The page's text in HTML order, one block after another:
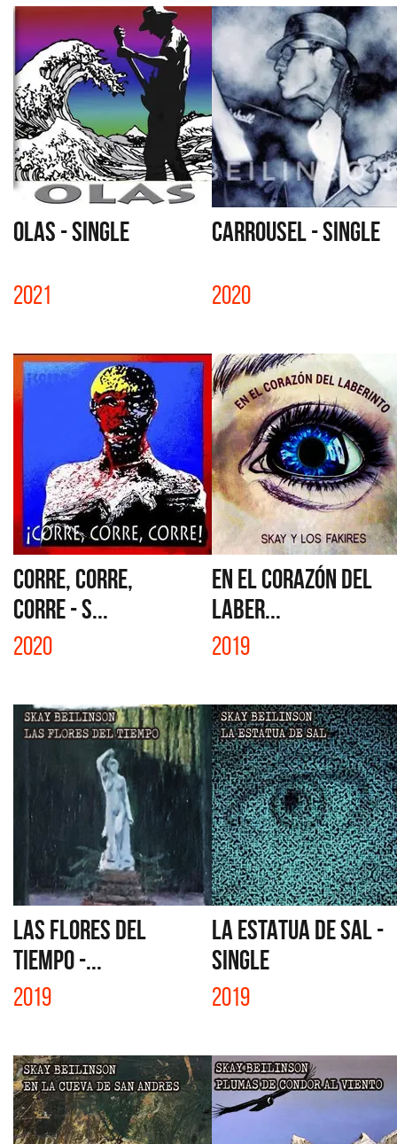
OLAS - SINGLE
2021
CARROUSEL - SINGLE
2020
CORRE, CORRE,
CORRE - S...
2020
EN EL CORAZÓN DEL
LABER...
2019
LAS FLORES DEL
TIEMPO -...
2019
LA ESTATUA DE SAL -
SINGLE
2019